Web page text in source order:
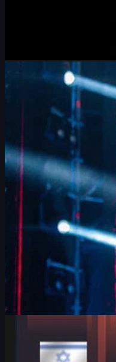
Counter-Strike 2juni 17, 2026
FalleN om FURIA,
Intervju med FalleN om
arenan, 9z – och hur CS-
metaspel.
juni 17, 2026
HeavyGod om Köln